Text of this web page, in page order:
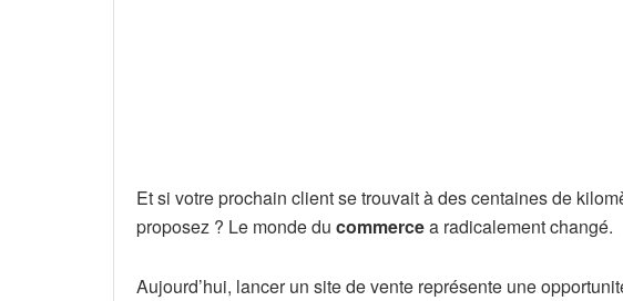
Et si votre prochain client se trouvait à des centaines de
proposez ? Le monde du commercea radicalement changé.
Aujourd’hui, lancer un site de vente représente une